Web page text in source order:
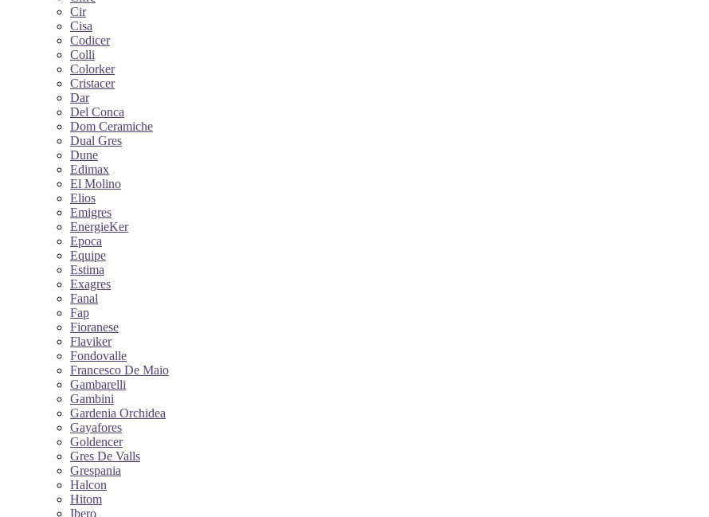
Cir
Cisa
Codicer
Colli
Colorker
Cristacer
Dar
Del Conca
Dom Ceramiche
Dual Gres
Dune
Edimax
El Molino
Elios
Emigres
EnergieKer
Epoca
Equipe
Estima
Exagres
Fanal
Fap
Fioranese
Flaviker
Fondovalle
Francesco De Maio
Gambarelli
Gambini
Gardenia Orchidea
Gayafores
Goldencer
Gres De Valls
Grespania
Halcon
Hitom
Ibero